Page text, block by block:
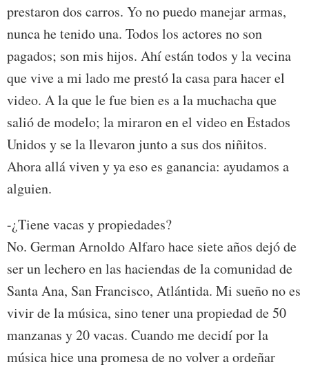
prestaron dos carros. Yo no puedo manejar armas,
nunca he tenido una. Todos los actores no son
pagados; son mis hijos. Ahí están todos y la vecina
que vive a mi lado me prestó la casa para hacer el
video. A la que le fue bien es a la muchacha que
salió de modelo; la miraron en el video en Estados
Unidos y se la llevaron junto a sus dos niñitos.
Ahora allá viven y ya eso es ganancia: ayudamos a
alguien.
-¿Tiene vacas y propiedades?
No. German Arnoldo Alfaro hace siete años dejó de
ser un lechero en las haciendas de la comunidad de
Santa Ana, San Francisco, Atlántida. Mi sueño no es
vivir de la música, sino tener una propiedad de 50
manzanas y 20 vacas. Cuando me decidí por la
música hice una promesa de no volver a ordeñar